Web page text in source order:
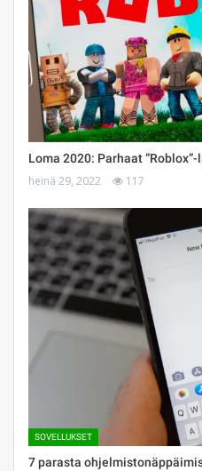
Loma 2020: Parhaat
heinä 29, 2022 117
SOVELLUKSET
7 parasta